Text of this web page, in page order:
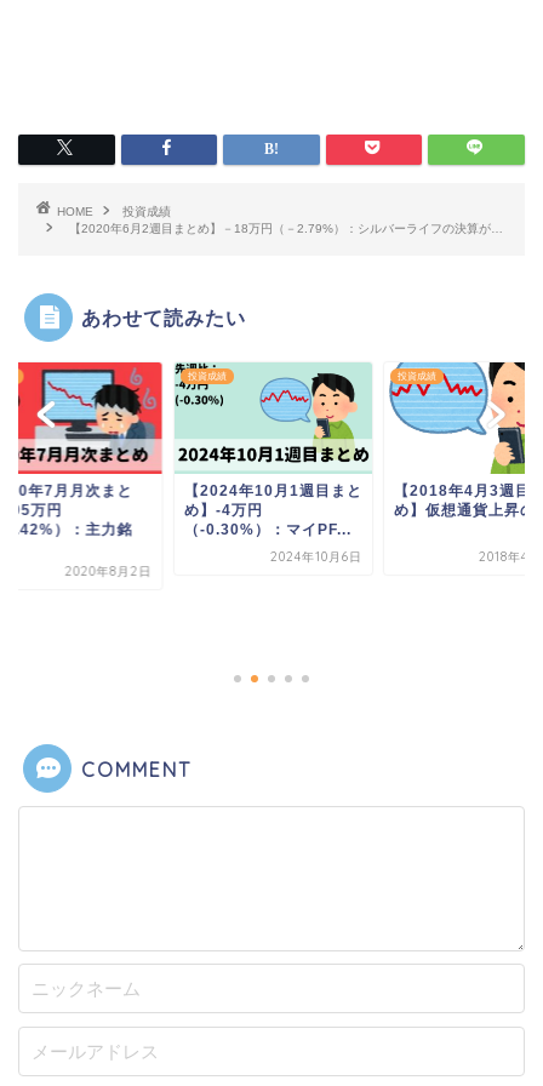
HOME
投資成績
【2020年6月2週目まとめ】－18万円（－2.79%）：シルバーライフの決算が…
あわせて読みたい
年7月月次まと
-95万円
）：主力銘
2020年8月2日
投資成績
【2024年10月1週目まと
め】-4万円
（-0.30%）：マイPF...
2024年10月6日
投資成績
【2018年4月3週目
め】仮想通貨上昇の
2018年4
COMMENT